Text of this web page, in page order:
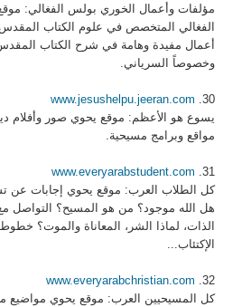
مؤلفات وأعمال الخوري بولس الفغالي:
الفغالي المتخصص في علوم الكتاب
أعمال مفيدة وهامة في شرح الكتاب
وخصوصاً السرياني.
30.
www.jesushelpu.jeeran.com
يسوع هو الأعظم: موقع يحوي صور وأفلام
مواقع وبرامج مسيحية.
31.
www.everyarabstudent.com
كل الطلاب العرب: موقع يحوي إجابات عن
هل الله موجود؟ من هو المسيح؟ التواصل مع
الذات، لماذا الشر، المعاناة والموت؟
الإكتئاب...
32.
www.everyarabchristian.com
كل المسيحيين العرب: موقع يحوي مواضيع